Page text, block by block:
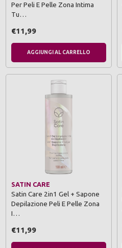
Per Peli E Pelle Zona Intima
Tu…
€11,99
AGGIUNGI AL CARRELLO
SATIN CARE
Satin Care 2in1 Gel + Sapone
Depilazione Peli E Pelle Zona
I…
€11,99